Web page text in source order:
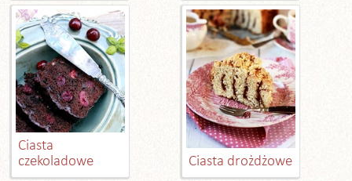
Ciasta
czekoladowe
Ciasta drożdżowe